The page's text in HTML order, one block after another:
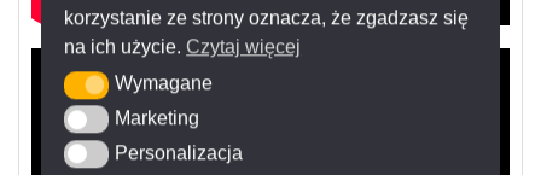
korzystanie ze strony oznacza, że zgadzasz się
na ich użycie. Czytaj więcej
WymaganeWymagane
MarketingMarketing
Personalizacja
Personalizacja